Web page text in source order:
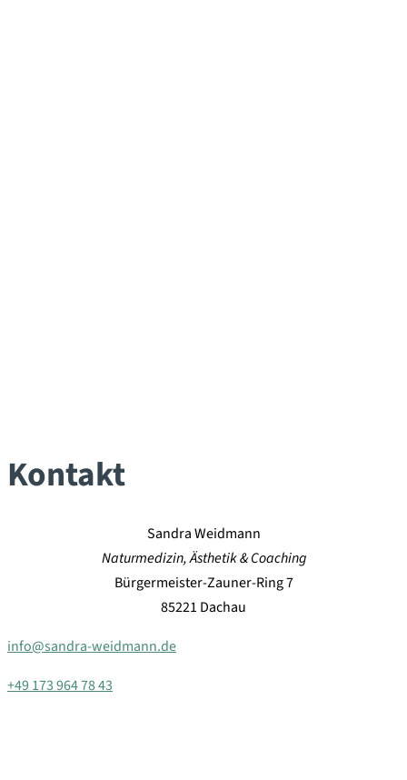
Kontakt
Sandra Weidmann
Naturmedizin, Ästhetik & Coaching
Bürgermeister-Zauner-Ring 7
85221 Dachau
info@sandra-weidmann.de
+49 173 964 78 43